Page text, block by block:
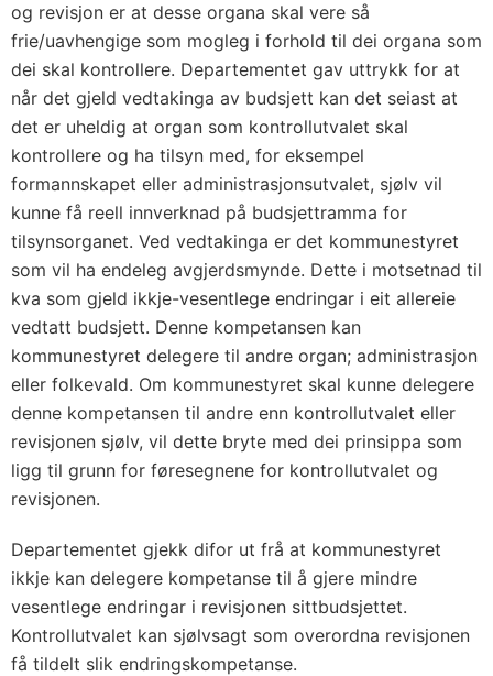
og revisjon er at desse organa skal vere så
frie/uavhengige som mogleg i forhold til dei organa som
dei skal kontrollere. Departementet gav uttrykk for at
når det gjeld vedtakinga av budsjett kan det seiast at
det er uheldig at organ som kontrollutvalet skal
kontrollere og ha tilsyn med, for eksempel
formannskapet eller administrasjonsutvalet, sjølv vil
kunne få reell innverknad på budsjettramma for
tilsynsorganet. Ved vedtakinga er det kommunestyret
som vil ha endeleg avgjerdsmynde. Dette i motsetnad til
kva som gjeld ikkje-vesentlege endringar i eit allereie
vedtatt budsjett. Denne kompetansen kan
kommunestyret delegere til andre organ; administrasjon
eller folkevald. Om kommunestyret skal kunne delegere
denne kompetansen til andre enn kontrollutvalet eller
revisjonen sjølv, vil dette bryte med dei prinsippa som
ligg til grunn for føresegnene for kontrollutvalet og
revisjonen.
Departementet gjekk difor ut frå at kommunestyret
ikkje kan delegere kompetanse til å gjere mindre
vesentlege endringar i revisjonen sittbudsjettet.
Kontrollutvalet kan sjølvsagt som overordna revisjonen
få tildelt slik endringskompetanse.